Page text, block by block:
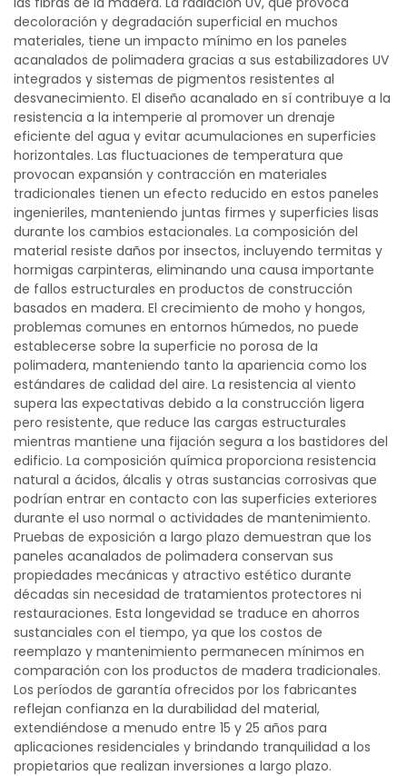
decoloración y degradación superficial en muchos
materiales, tiene un impacto mínimo en los paneles
acanalados de polimadera gracias a sus estabilizadores UV
integrados y sistemas de pigmentos resistentes al
desvanecimiento. El diseño acanalado en sí contribuye a la
resistencia a la intemperie al promover un drenaje
eficiente del agua y evitar acumulaciones en superficies
horizontales. Las fluctuaciones de temperatura que
provocan expansión y contracción en materiales
tradicionales tienen un efecto reducido en estos paneles
ingenieriles, manteniendo juntas firmes y superficies lisas
durante los cambios estacionales. La composición del
material resiste daños por insectos, incluyendo termitas y
hormigas carpinteras, eliminando una causa importante
de fallos estructurales en productos de construcción
basados en madera. El crecimiento de moho y hongos,
problemas comunes en entornos húmedos, no puede
establecerse sobre la superficie no porosa de la
polimadera, manteniendo tanto la apariencia como los
estándares de calidad del aire. La resistencia al viento
supera las expectativas debido a la construcción ligera
pero resistente, que reduce las cargas estructurales
mientras mantiene una fijación segura a los bastidores del
edificio. La composición química proporciona resistencia
natural a ácidos, álcalis y otras sustancias corrosivas que
podrían entrar en contacto con las superficies exteriores
durante el uso normal o actividades de mantenimiento.
Pruebas de exposición a largo plazo demuestran que los
paneles acanalados de polimadera conservan sus
propiedades mecánicas y atractivo estético durante
décadas sin necesidad de tratamientos protectores ni
restauraciones. Esta longevidad se traduce en ahorros
sustanciales con el tiempo, ya que los costos de
reemplazo y mantenimiento permanecen mínimos en
comparación con los productos de madera tradicionales.
Los períodos de garantía ofrecidos por los fabricantes
reflejan confianza en la durabilidad del material,
extendiéndose a menudo entre 15 y 25 años para
aplicaciones residenciales y brindando tranquilidad a los
propietarios que realizan inversiones a largo plazo.